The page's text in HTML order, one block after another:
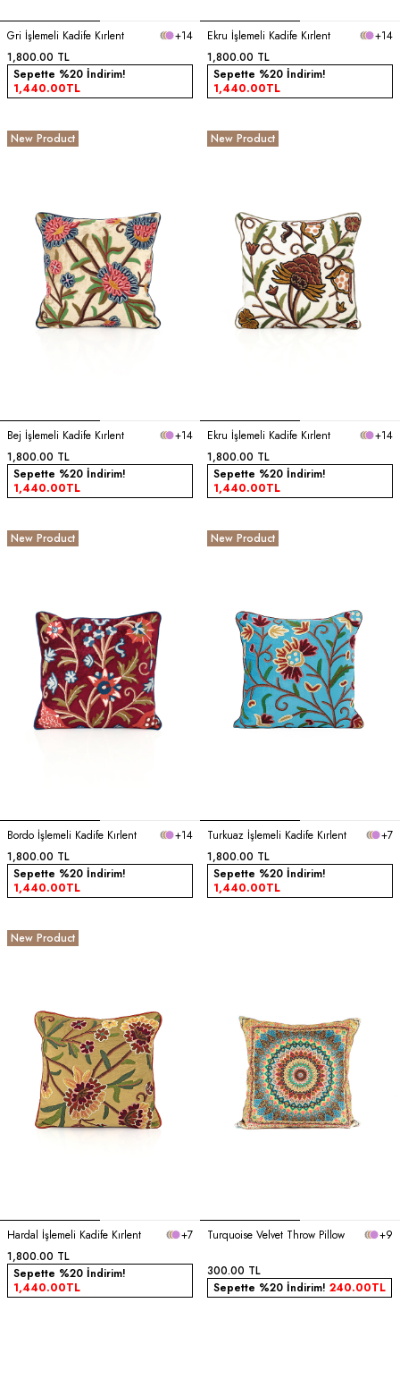
Gri İşlemeli Kadife Kırlent
+14
1,800.00 TL
Sepette %20 İndirim!
1,440.00TL
Ekru İşlemeli Kadife Kırlent
+14
1,800.00 TL
Sepette %20 İndirim!
1,440.00TL
New Product
Bej İşlemeli Kadife Kırlent
+14
1,800.00 TL
Sepette %20 İndirim!
1,440.00TL
New Product
Ekru İşlemeli Kadife Kırlent
+14
1,800.00 TL
Sepette %20 İndirim!
1,440.00TL
New Product
Bordo İşlemeli Kadife Kırlent
+14
1,800.00 TL
Sepette %20 İndirim!
1,440.00TL
New Product
Turkuaz İşlemeli Kadife Kırlent
+7
1,800.00 TL
Sepette %20 İndirim!
1,440.00TL
New Product
Hardal İşlemeli Kadife Kırlent
+7
1,800.00 TL
Sepette %20 İndirim!
1,440.00TL
Turquoise Velvet Throw Pillow +9
300.00 TL
Sepette %20 İndirim! 240.00TL